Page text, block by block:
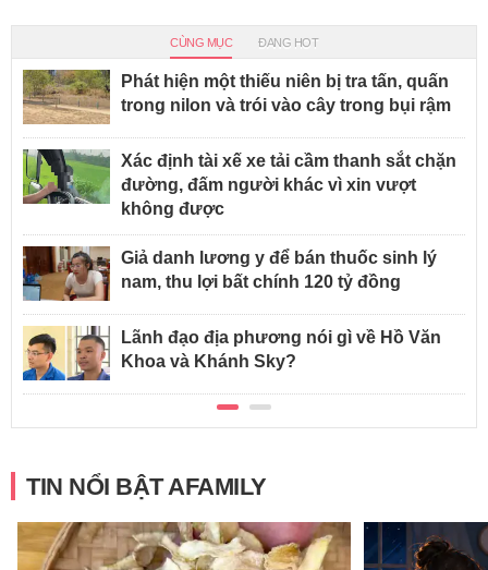
CÙNG MỤC ĐANG HOT
Phát hiện một thiếu niên bị tra tấn, quấn
trong nilon và trói vào cây trong bụi rậm
Xác định tài xế xe tải cầm thanh sắt chặn
đường, đấm người khác vì xin vượt
không được
Giả danh lương y để bán thuốc sinh lý
nam, thu lợi bất chính 120 tỷ đồng
Lãnh đạo địa phương nói gì về Hồ Văn
Khoa và Khánh Sky?
TIN NỔI BẬT AFAMILY